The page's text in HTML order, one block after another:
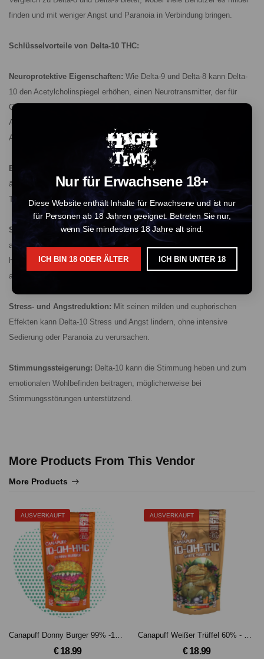
Nur für Erwachsene 18+
Diese Website enthält Inhalte für Erwachsene und ist nur
für Personen ab 18 Jahren geeignet. Betreten Sie nur,
wenn Sie mindestens 18 Jahre alt sind.
ICH BIN 18 ODER ÄLTER ICH BIN UNTER 18
finden und mit weniger Angst und Paranoia in Verbindung bringen.
Schlüsselvorteile von Delta-10 THC:
Neuroprotektive Eigenschaften: Wie Delta-9 und Delta-8 kann Delta-
10 den Acetylcholinspiegel erhöhen, einen Neurotransmitter, der für
Gedächtnis, Lernen und Muskelbewegung entscheidend ist. Niedrige
Acetylcholinspiegel sind mit kognitiver Abnahme und Störungen wie
Alzheimer verbunden.
Erhöhte Energielevels:
Benutzer berichten, dass Delta-10 ein Sativa-
ähnliches High bietet, das Aktivität, Fokus und Energie während des
Tages fördert.
Schmerz- und Entzündungslinderung:Delta-10 hat zusammen mit
anderen Cannabinoiden entzündungshemmende Eigenschaften, die
helfen, Schmerzen ohne den mentalen Nebel zu lindern, der häufig mit
anderen Medikamenten verbunden ist.
Stress- und Angstreduktion: Mit seinen milden und euphorischen
Effekten kann Delta-10 Stress und Angst lindern, ohne intensive
Sedierung oder Paranoia zu verursachen.
Stimmungssteigerung: Delta-10 kann die Stimmung heben und zum
emotionalen Wohlbefinden beitragen, möglicherweise bei
Stimmungsstörungen unterstützend.
More Products From This Vendor
More Products
AUSVERKAUFT
€ 18.99
AUSVERKAUFT
€ 18.99